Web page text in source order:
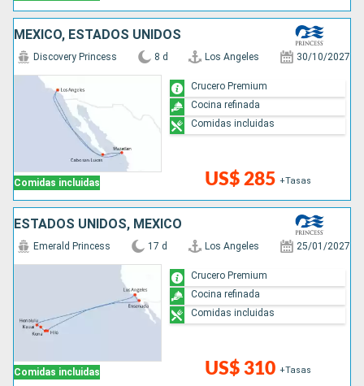
MÉXICO, ESTADOS UNIDOS
Comidas incluidas
Discovery Princess 8 d Los Angeles 30/10/2027
US$ 285 +Tasas
Crucero Premium
Cocina refinada
Comidas incluidas
ESTADOS UNIDOS, MÉXICO
Comidas incluidas
Emerald Princess 17 d Los Angeles 25/01/2027
US$ 310 +Tasas
Crucero Premium
Cocina refinada
Comidas incluidas